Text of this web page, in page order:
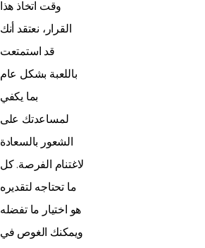
وقت اتخاذ هذا
القرار، نعتقد أنك
قد استمتعت
باللعبة بشكل عام
بما يكفي
لمساعدتك على
الشعور بالسعادة
لاغتنام الفرصة. كل
ما تحتاجه لتقديره
هو اختيار ما تفضله
ويمكنك الغوص في